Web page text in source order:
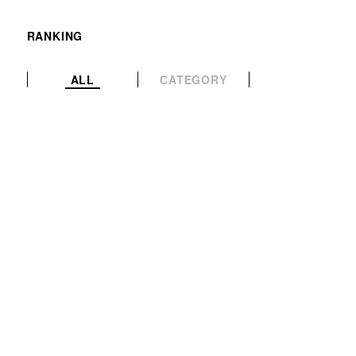
RANKING
ALL CATEGORY